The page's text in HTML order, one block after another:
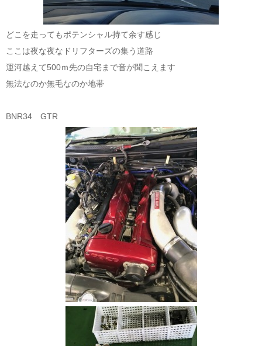
どこを走ってもポテンシャル持て余す感じ
ここは夜な夜なドリフターズの集う道路
運河越えて500ｍ先の自宅まで音が聞こえます
無法なのか無毛なのか地帯
BNR34 GTR